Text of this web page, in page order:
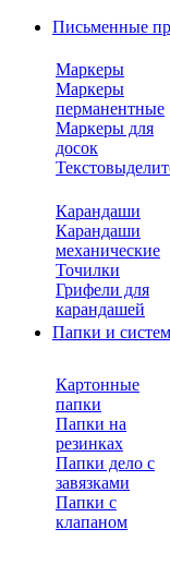
Письменные
Маркеры
Маркеры
перманентные
Маркеры для
досок
Карандаши
Карандаши
механические
Точилки
Грифели для
карандашей
Папки и
Картонные
папки
Папки на
резинках
Папки дело с
завязками
Папки с
клапаном